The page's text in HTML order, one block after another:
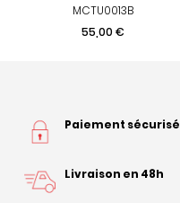
MCTU0013B
Prix
55,00 €
Paiement sécurisé
Livraison en 48h